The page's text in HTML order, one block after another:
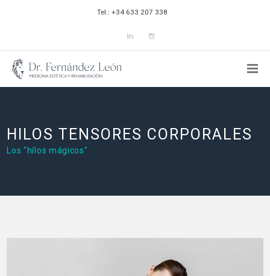
Tel.: +34 633 207 338
HILOS TENSORES CORPORALES
Los "hílos mágicos"